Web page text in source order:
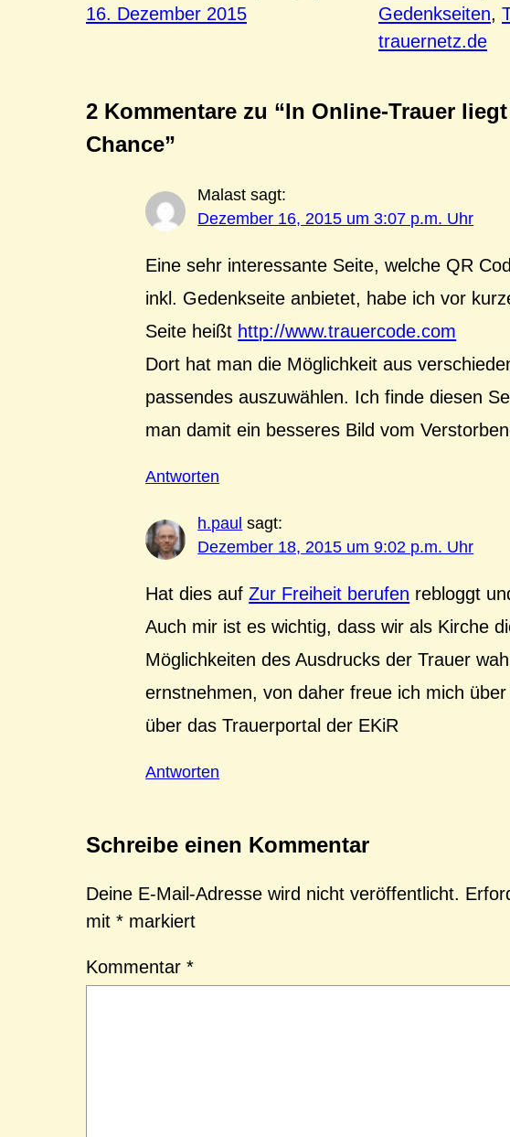
16. Dezember 2015
Gedenkseiten,
trauernetz.de
2 Kommentare zu “In Online-Trauer
Chance”
Malast sagt:
Dezember 16, 2015 um 3:07 p.m. Uhr
Eine sehr interessante Seite, welche QR
inkl. Gedenkseite anbietet, habe ich vor
Seite heißt http://www.trauercode.com
Dort hat man die Möglichkeit aus
passendes auszuwählen. Ich finde diesen
man damit ein besseres Bild vom
Antworten
h.paul sagt:
Dezember 18, 2015 um 9:02 p.m. Uhr
Hat dies aufZur Freiheit berufen rebloggt
Auch mir ist es wichtig, dass wir als Kirche
Möglichkeiten des Ausdrucks der Trauer
ernstnehmen, von daher freue ich mich
über das Trauerportal der EKiR
Antworten
Schreibe einen Kommentar
Deine E-Mail-Adresse wird nicht veröffentlicht.
mit * markiert
Kommentar *